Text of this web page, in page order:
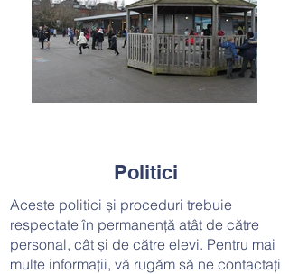
Politici
Aceste politici și proceduri trebuie
respectate în permanență atât de către
personal, cât și de către elevi. Pentru mai
multe informații, vă rugăm să ne contactați